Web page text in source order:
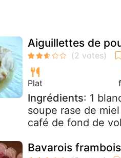
Aiguillettes de
Plat
Ingrédients: 1
soupe rase de
café de fond de
Bavarois